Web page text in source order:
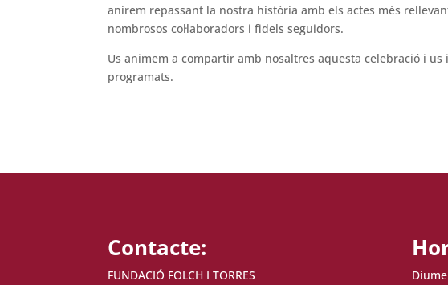
anirem repassant la nostra història amb els actes més
nombrosos col·laboradors i fidels seguidors.
Us animem a compartir amb nosaltres aquesta celebració i
programats.
Contacte:
FUNDACIÓ FOLCH I TORRES